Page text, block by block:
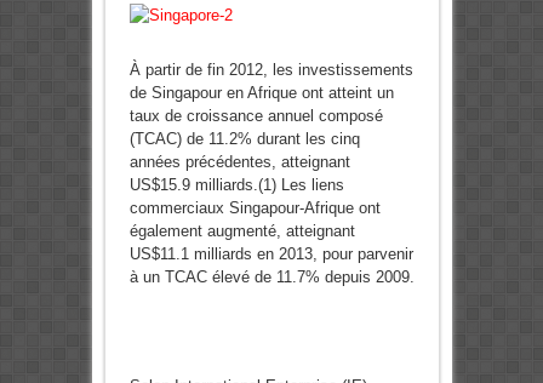
À partir de fin 2012, les investissements
de Singapour en Afrique ont atteint un
taux de croissance annuel composé
(TCAC) de 11.2% durant les cinq
années précédentes, atteignant
US$15.9 milliards.(1) Les liens
commerciaux Singapour-Afrique ont
également augmenté, atteignant
US$11.1 milliards en 2013, pour parvenir
à un TCAC élevé de 11.7% depuis 2009.